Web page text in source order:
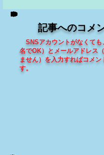
記事へのコメ
SNSアカウントがなくても
名でOK）とメールアドレス（
ません）を入力すればコメン
す。